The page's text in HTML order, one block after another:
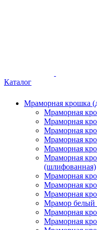
Каталог
Мраморная крошка
Мраморная
Мраморная
Мраморная
Мраморная
Мраморная
Мраморная
(шлифованная)
Мраморная
Мраморная
Мраморная
Мрамор белый
Мраморная
Мраморная